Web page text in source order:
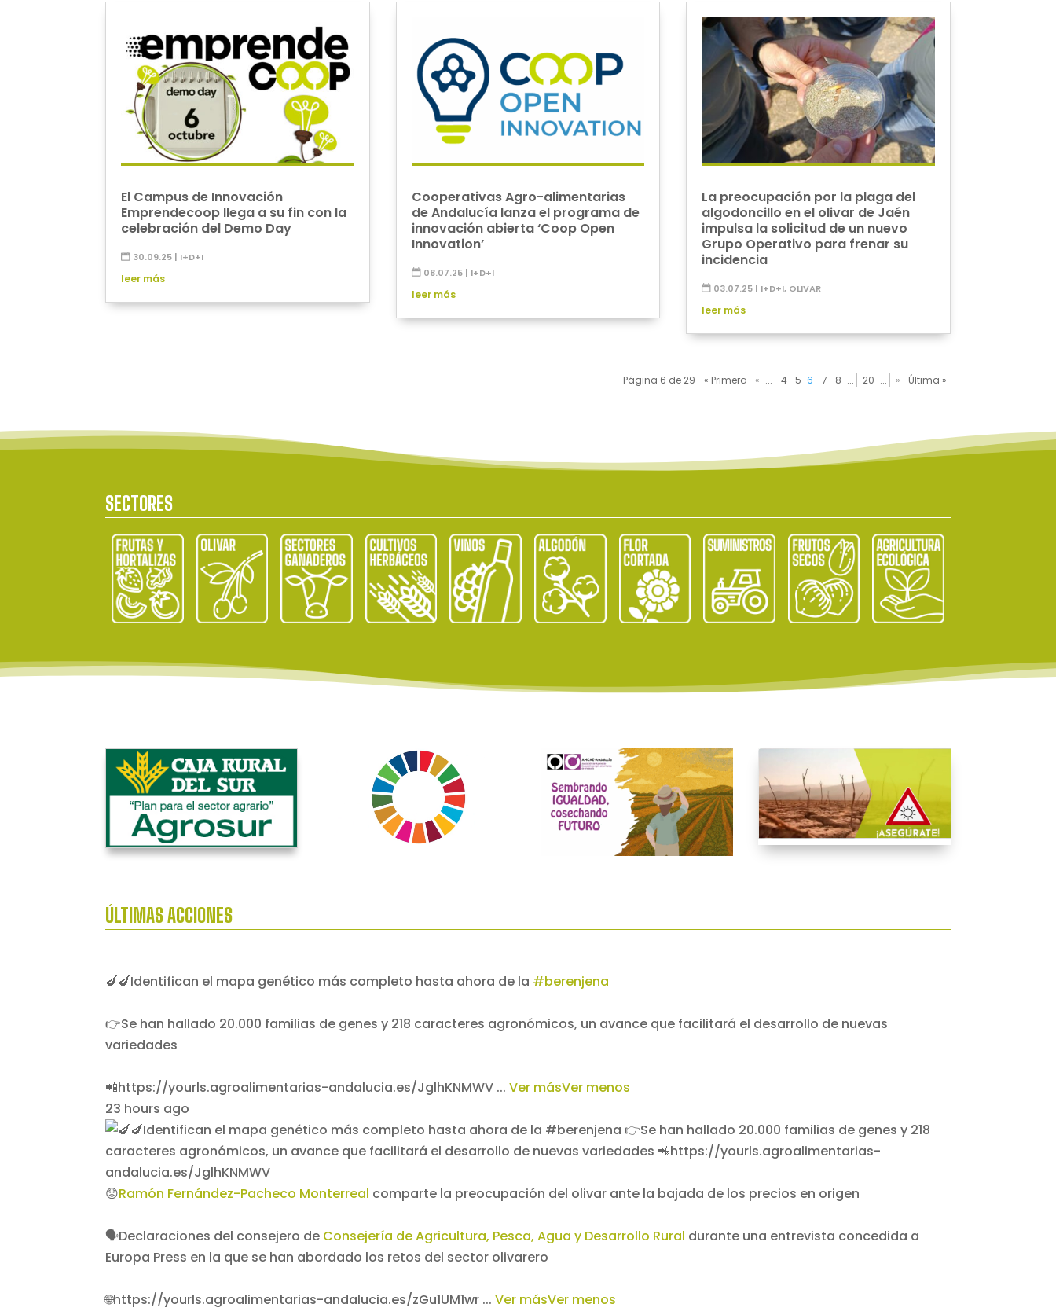
El Campus de Innovación
Emprendecoop llega a su fin con la
celebración del Demo Day
30.09.25 | I+D+I
leer más
Cooperativas Agro-alimentarias
de Andalucía lanza el programa de
innovación abierta ‘Coop Open
Innovation’
08.07.25| I+D+I
leer más
La preocupación por la plaga del
algodoncillo en el olivar de Jaén
impulsa la solicitud de un nuevo
Grupo Operativo para frenar su
incidencia
03.07.25| I+D+I, OLIVAR
leer más
Página 6 de 29 « Primera « ... 4 5 6 7 8 ... 20 ... » Última »
SECTORES
ÚLTIMAS ACCIONES
🍆🍆Identifican el mapa genético más completo hasta ahora de la #berenjena
👉Se han hallado 20.000 familias de genes y 218 caracteres agronómicos, un avance que facilitará el desarrollo de nuevas
variedades
📲https://yourls.agroalimentarias-andalucia.es/JglhKNMWV ...Ver másVer menos
23 hours ago
😟Ramón Fernández-Pacheco Monterreal comparte la preocupación del olivar ante la bajada de los precios en origen
🗣️Declaraciones del consejero de Consejería de Agricultura, Pesca, Agua y Desarrollo Rural durante una entrevista concedida a
Europa Press en la que se han abordado los retos del sector olivarero
🌐https://yourls.agroalimentarias-andalucia.es/zGu1UM1wr ...Ver másVer menos